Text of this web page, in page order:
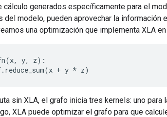
cálculo generados específicamente para el
del modelo, pueden aprovechar la
una optimización que implementa XLA
y, z):
sin XLA, el grafo inicia tres kernels: uno para
XLA puede optimizar el grafo para que